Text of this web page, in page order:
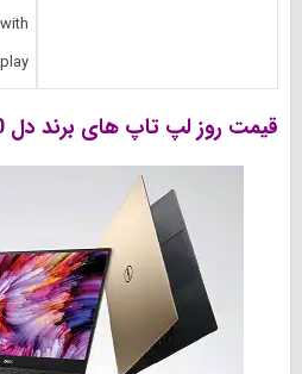
قیمت روز لپ تاپ های برند دل 10 اسفند 99